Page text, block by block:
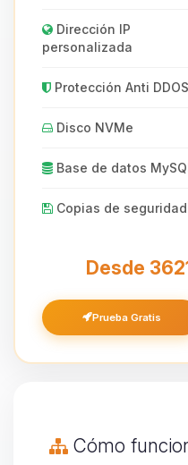
Dirección IP
personalizada
Protección Anti DDOS
Disco NVMe
Base de datos
Copias de seguridad
Prueba Gratis
Cómo